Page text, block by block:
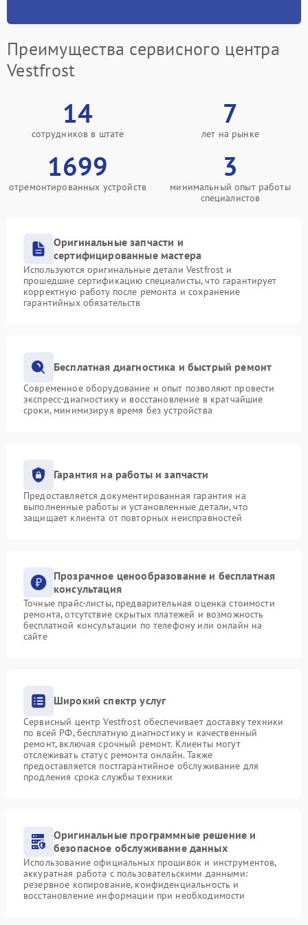
Преимущества сервисного центра
Vestfrost
14
сотрудников в штате
7
лет на рынке
1699
отремонтированных устройств
3
минимальный опыт работы
специалистов
Оригинальные запчасти и
сертифицированные мастера
Используются оригинальные детали Vestfrost и
прошедшие сертификацию специалисты, что гарантирует
корректную работу после ремонта и сохранение
гарантийных обязательств
Бесплатная диагностика и быстрый ремонт
Современное оборудование и опыт позволяют провести
экспресс-диагностику и восстановление в кратчайшие
сроки, минимизируя время без устройства
Гарантия на работы и запчасти
Предоставляется документированная гарантия на
выполненные работы и установленные детали, что
защищает клиента от повторных неисправностей
Прозрачное ценообразование и бесплатная
консультация
Точные прайс-листы, предварительная оценка стоимости
ремонта, отсутствие скрытых платежей и возможность
бесплатной консультации по телефону или онлайн на
сайте
Широкий спектр услуг
Сервисный центр Vestfrost обеспечивает доставку техники
по всей РФ, бесплатную диагностику и качественный
ремонт, включая срочный ремонт. Клиенты могут
отслеживать статус ремонта онлайн. Также
предоставляется постгарантийное обслуживание для
продления срока службы техники
Оригинальные программные решение и
безопасное обслуживание данных
Использование официальных прошивок и инструментов,
аккуратная работа с пользовательскими данными:
резервное копирование, конфиденциальность и
восстановление информации при необходимости